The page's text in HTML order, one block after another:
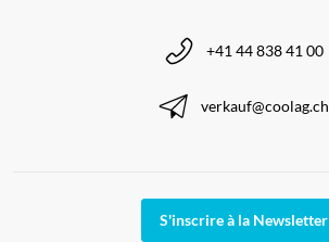
+41 44 838 41 00
verkauf@coolag.ch
S'inscrire à la Newsletter